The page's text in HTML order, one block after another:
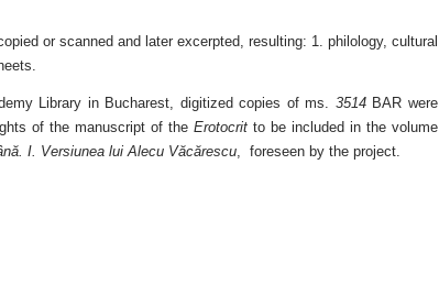
or scanned and later excerpted, resulting: 1. philology, cultural
Library in Bucharest, digitized copies of ms. 3514BAR were
of the manuscript of the Erotocrit to be included in the volume
I. Versiunea lui Alecu Văcărescu, foreseen by the project.